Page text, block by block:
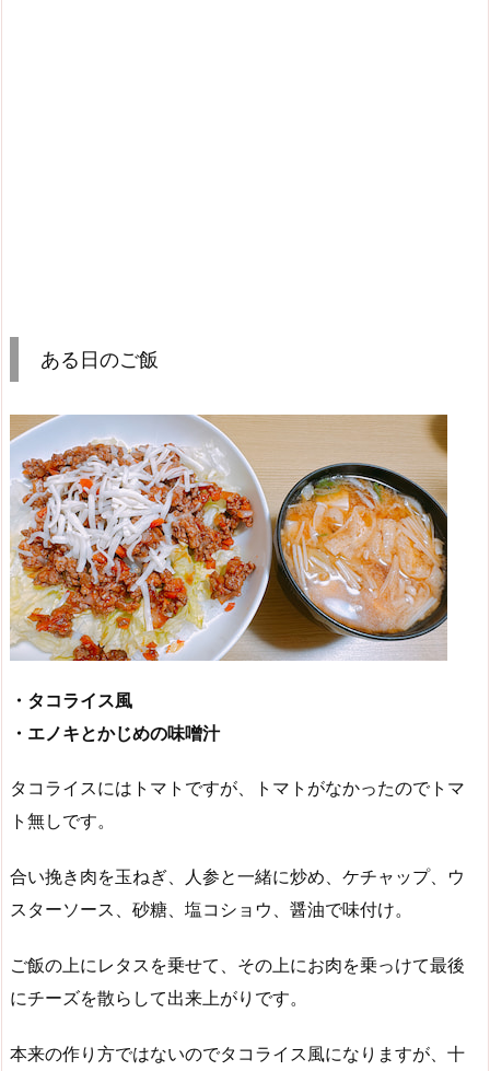
ある日のご飯
・タコライス風
・エノキとかじめの味噌汁
タコライスにはトマトですが、トマトがなかったのでトマ
ト無しです。
合い挽き肉を玉ねぎ、人参と一緒に炒め、ケチャップ、ウ
スターソース、砂糖、塩コショウ、醤油で味付け。
ご飯の上にレタスを乗せて、その上にお肉を乗っけて最後
にチーズを散らして出来上がりです。
本来の作り方ではないのでタコライス風になりますが、十